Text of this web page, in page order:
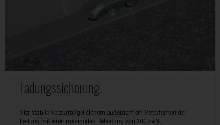
Ladungssicherung.
Vier stabile Verzurrbügel sichern außerdem ein Verrutschen der
Ladung mit einer maximalen Belastung von 300 daN.